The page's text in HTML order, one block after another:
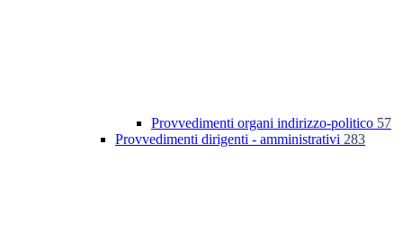
Provvedimenti organi indirizzo-politico 57
Provvedimenti dirigenti - amministrativi 283